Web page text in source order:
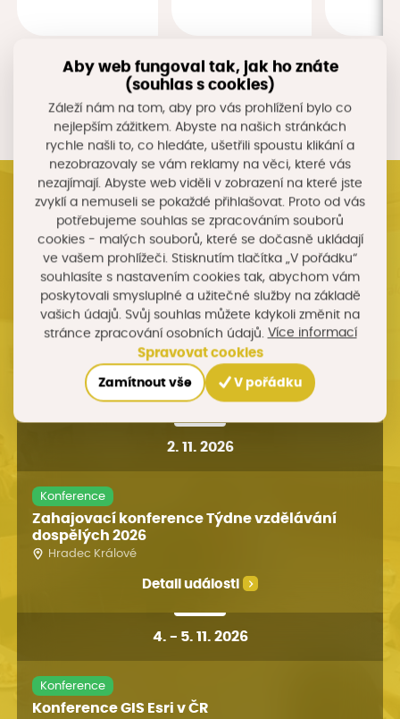
Kalendář akcí
22. 9. 2026
Konference Příležitosti pro region 2026
EA Hotel Tereziánský Dvůr, J. Koziny 336, Hradec Králové
Detail události
2. 11. 2026
Konference
Zahajovací konference Týdne vzdělávání
dospělých 2026
Hradec Králové
Detail události
4. - 5. 11. 2026
Konference
Konference GIS Esri v ČR
Aby web fungoval tak, jak ho znáte
(souhlas s cookies)
Záleží nám na tom, aby pro vás prohlížení bylo co
nejlepším zážitkem. Abyste na našich stránkách
rychle našli to, co hledáte, ušetřili spoustu klikání a
nezobrazovaly se vám reklamy na věci, které vás
nezajímají. Abyste web viděli v zobrazení na které jste
zvyklí a nemuseli se pokaždé přihlašovat. Proto od vás
potřebujeme souhlas se zpracováním souborů
cookies - malých souborů, které se dočasně ukládají
ve vašem prohlížeči. Stisknutím tlačítka „V pořádku“
souhlasíte s nastavením cookies tak, abychom vám
poskytovali smysluplné a užitečné služby na základě
vašich údajů. Svůj souhlas můžete kdykoli změnit na
stránce zpracování osobních údajů. Více informací
Spravovat cookies
Zamítnout vše V pořádku